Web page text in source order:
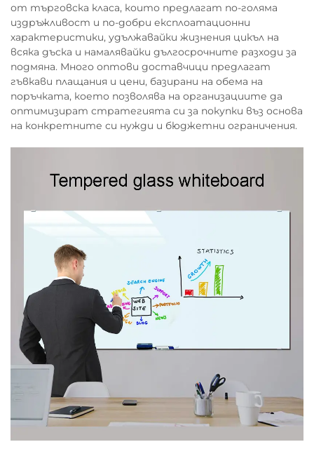
от търговска класа, които предлагат по-голяма
издръжливост и по-добри експлоатационни
характеристики, удължавайки жизнения цикъл на
всяка дъска и намалявайки дългосрочните разходи за
подмяна. Много оптови доставчици предлагат
гъвкави плащания и цени, базирани на обема на
поръчката, което позволява на организациите да
оптимизират стратегията си за покупки въз основа
на конкретните си нужди и бюджетни ограничения.